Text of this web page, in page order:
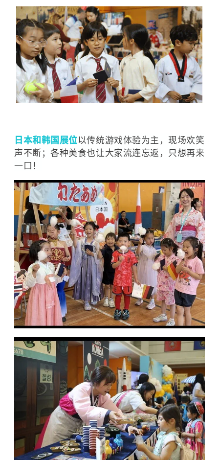
日本和韩国展位以传统游戏体验为主，现场欢笑
声不断；各种美食也让大家流连忘返，只想再来
一口！